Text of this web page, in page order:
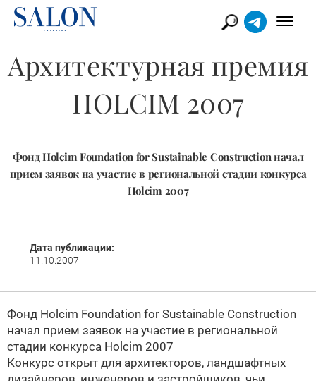
Архитектурная премия
HOLCIM 2007
Фонд Holcim Foundation for Sustainable Construction начал
прием заявок на участие в региональной стадии конкурса
Holcim 2007
Дата публикации:
11.10.2007
Фонд Holcim Foundation for Sustainable Construction
начал прием заявок на участие в региональной
стадии конкурса Holcim 2007
Конкурс открыт для архитекторов, ландшафтных